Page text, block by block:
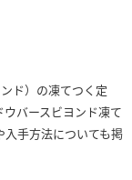
ド）の凍てつく定
バースビヨンド凍て
手方法についても掲